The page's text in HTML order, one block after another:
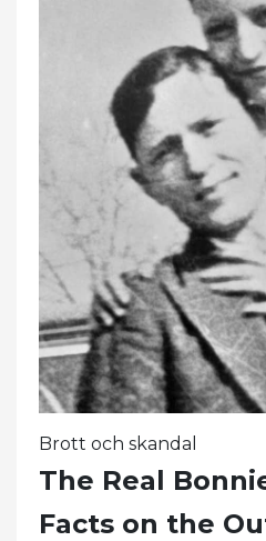
Brott och skandal
The Real
Facts on the